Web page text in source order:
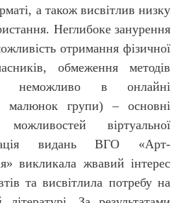
а також висвітлив низку
Неглибоке занурення
отримання фізичної
обмеження методів
неможливо в онлайні
малюнок групи) – основні
віртуальної
видань ВГО «Арт-
викликала жвавий інтерес
та висвітлила потребу на